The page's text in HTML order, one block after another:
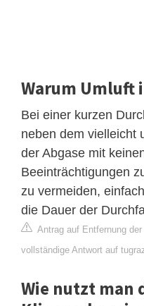
Warum Umluft
Bei einer kurzen
neben dem vielleicht
der Abgase mit
Beeinträchtigungen
zu vermeiden,
die Dauer der
Antrag auf Entfernung
vollständige Antwort auf
Wie nutzt man